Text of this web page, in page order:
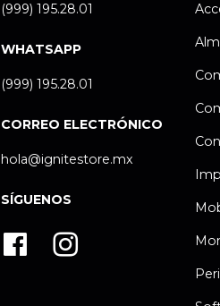
(999) 195.28.01
WHATSAPP
(999) 195.28.01
CORREO ELECTRÓNICO
hola@ignitestore.mx
SÍGUENOS